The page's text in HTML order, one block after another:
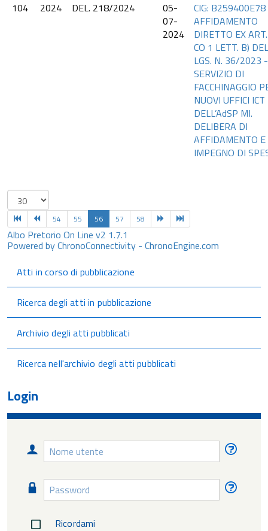
104
2024 DEL. 218/2024
05-
07-
2024
CIG:
AFFIDAMENTO
DIRETTO EX
CO 1 LETT. B)
LGS. N. 36/2023 -
SERVIZIO DI
FACCHINAGGIO
NUOVI UFFICI ICT
DELL’AdSP MI.
DELIBERA DI
AFFIDAMENTO E
IMPEGNO DI
54 55 56 57 58
Albo Pretorio On Line v2 1.7.1
Powered by ChronoConnectivity - ChronoEngine.com
Atti in corso di pubblicazione
Ricerca degli atti in pubblicazione
Archivio degli atti pubblicati
Ricerca nell'archivio degli atti pubblicati
Login
Nome
utente
Password
Ricordami